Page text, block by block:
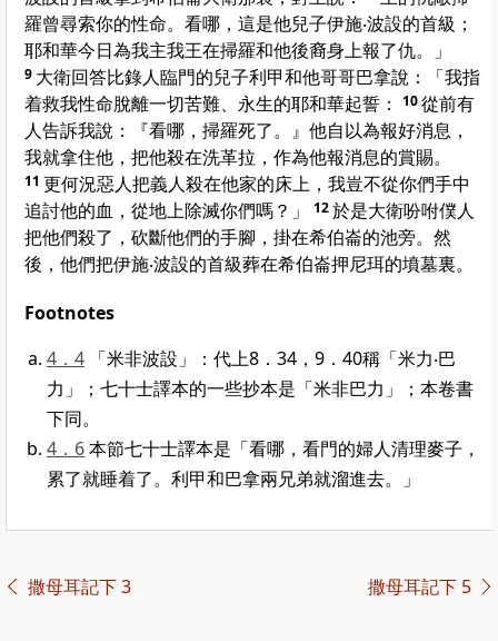
羅曾尋索你的性命。看哪，這是他兒子伊施‧波設的首級；
耶和華今日為我主我王在掃羅和他後裔身上報了仇。」
9 大衛回答比錄人臨門的兒子利甲和他哥哥巴拿說：「我指
着救我性命脫離一切苦難、永生的耶和華起誓：
10從前有
人告訴我說：『看哪， 掃羅死了。』他自以為報好消息，
我就拿住他，把他殺在洗革拉 ，作為他報消息的賞賜。
11 更何況惡人把義人殺在他家的床上，我豈不從你們手中
追討他的血，從地上除滅你們嗎？」
12於是大衛吩咐僕人
把他們殺了，砍斷他們的手腳，掛在希伯崙的池旁。然
後，他們把伊施‧波設的首級葬在希伯崙押尼珥的墳墓裏。
Footnotes
4．4 「米非波設」：代上8．34，9．40稱「米力‧巴
力」；七十士譯本的一些抄本是「米非巴力」；本卷書
下同。
4．6本節七十士譯本是「看哪，看門的婦人清理麥子，
累了就睡着了。利甲和巴拿兩兄弟就溜進去。」
撒母耳記下 3 撒母耳記下 5